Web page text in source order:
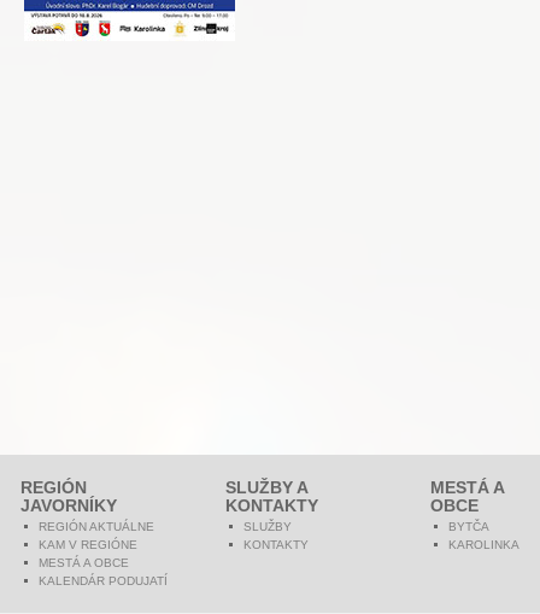
REGIÓN
JAVORNÍKY
REGIÓN AKTUÁLNE
KAM V REGIÓNE
MESTÁ A OBCE
KALENDÁR PODUJATÍ
SLUŽBY A
KONTAKTY
SLUŽBY
KONTAKTY
MESTÁ A
OBCE
BYTČA
KAROLINKA